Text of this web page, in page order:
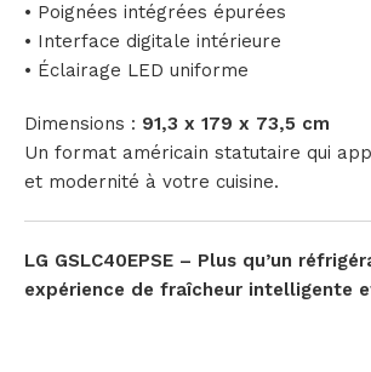
• Poignées intégrées épurées
• Interface digitale intérieure
• Éclairage LED uniforme
Dimensions : 91,3 x 179 x 73,5 cm
Un format américain statutaire qui
et modernité à votre cuisine.
LG GSLC40EPSE – Plus qu’un
expérience de fraîcheur intelligente